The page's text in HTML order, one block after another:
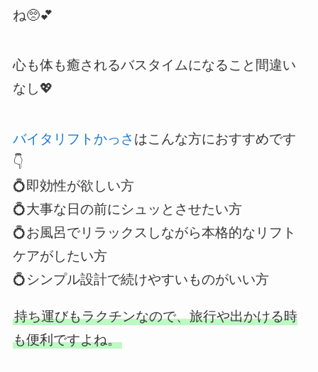
ね🥺💕
心も体も癒されるバスタイムになること間違い
なし💖
バイタリフトかっさ はこんな方におすすめです
👇
💍即効性が欲しい方
💍大事な日の前にシュッとさせたい方
💍お風呂でリラックスしながら本格的なリフト
ケアがしたい方
💍シンプル設計で続けやすいものがいい方
持ち運びもラクチンなので、旅行や出かける時
も便利ですよね。